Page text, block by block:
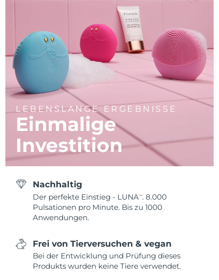
LEBENSLANGE ERGEBNISSE
Einmalige
Investition
Nachhaltig
Der perfekte Einstieg - LUNATM . 8.000
Pulsationen pro Minute. Bis zu 1000
Anwendungen.
Frei von Tierversuchen & vegan
Bei der Entwicklung und Prüfung dieses
Produkts wurden keine Tiere verwendet.